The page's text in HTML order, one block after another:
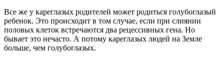
Все же у кареглазых родителей может родиться голубоглазый
ребенок. Это происходит в том случае, если при слиянии
половых клеток встречаются два рецессивных гена. Но
бывает это нечасто. А потому кареглазых людей на Земле
больше, чем голубоглазых.